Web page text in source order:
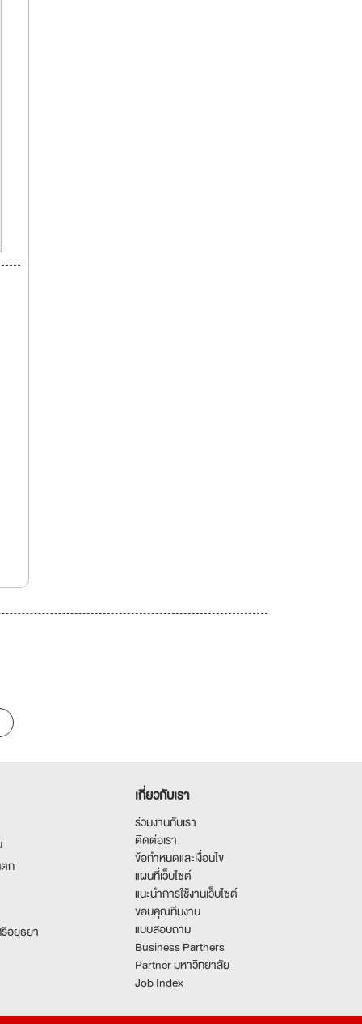
ก
อยุธยา
เกี่ยวกับเรา
ร่วมงานกับเรา
ติดต่อเรา
ข้อกำหนดและเงื่อนไข
แผนที่เว็บไซต์
แนะนำการใช้งานเว็บไซต์
ขอบคุณทีมงาน
แบบสอบถาม
Business Partners
Partner มหาวิทยาลัย
Job Index